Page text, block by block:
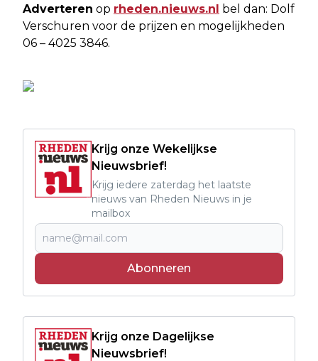
Adverteren op rheden.nieuws.nl bel dan: Dolf
Verschuren voor de prijzen en mogelijkheden
06 – 4025 3846.
Krijg onze Wekelijkse
Nieuwsbrief!
Krijg iedere zaterdag het laatste
nieuws van Rheden Nieuws in je
mailbox
Abonneren
Krijg onze Dagelijkse
Nieuwsbrief!